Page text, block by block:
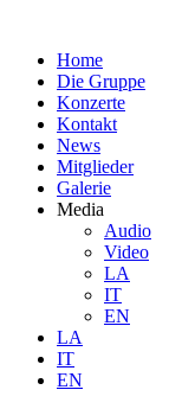
Home
Die Gruppe
Konzerte
Kontakt
News
Mitglieder
Galerie
Media
Audio
Video
LA
IT
EN
LA
IT
EN